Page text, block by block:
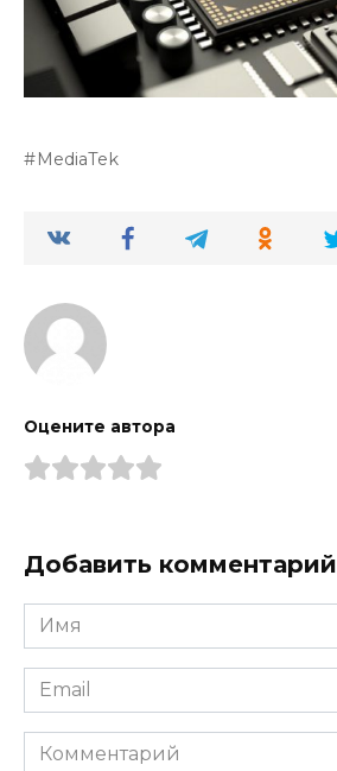
MediaTek
Оцените автора
Добавить комментарий
Имя
*
Email
*
Комментарий